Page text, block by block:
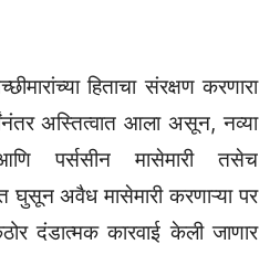
हिताचा संरक्षण करणारा
अस्तित्वात आला असून, नव्या
पर्ससीन मासेमारी तसेच
घुसून अवैध मासेमारी करणाऱ्या पर
दंडात्मक कारवाई केली जाणार